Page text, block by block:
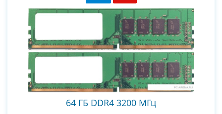
64 ГБ DDR4 3200 МГц